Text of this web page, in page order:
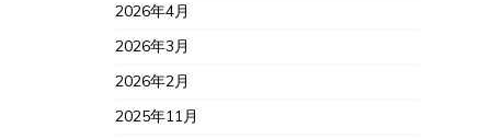
2026年4月
2026年3月
2026年2月
2025年11月